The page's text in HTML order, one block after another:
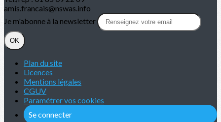
amis.francais@nswas.info
Je m'abonne à la newsletter
OK
Plan du site
Licences
Mentions légales
CGUV
Paramétrer vos cookies
Se connecter